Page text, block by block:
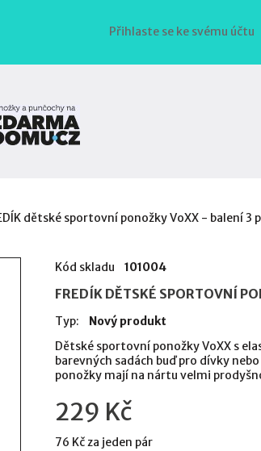
Přihlaste se ke svému účtu
dětské sportovní ponožky VoXX - balení 3
Kód skladu 101004
FREDÍK DĚTSKÉ SPORTOVNÍ
Typ:
Nový produkt
Dětské sportovní ponožky VoXX s
barevných sadách buď pro dívky
ponožky mají na nártu velmi
229 Kč
76 Kčza jeden pár